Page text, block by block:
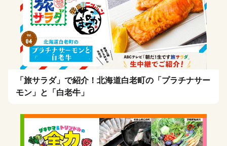
「旅サラダ」で紹介！北海道白老町の「プラチナサー
モン」と「白老牛」